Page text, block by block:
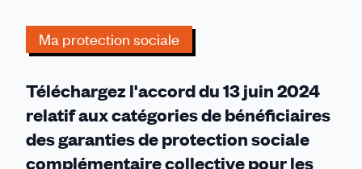
Ma protection sociale
Téléchargez l'accord du 13 juin 2024
relatif aux catégories de bénéficiaires
des garanties de protection sociale
complémentaire collective pour les